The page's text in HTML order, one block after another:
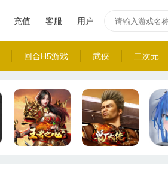
回合H5游戏 武侠 二次元
充值 客服 用户